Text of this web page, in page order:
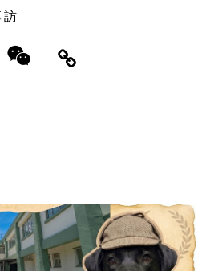
訪